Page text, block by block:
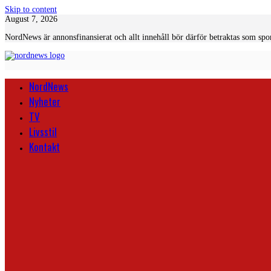
Skip to content
August 7, 2026
NordNews är annonsfinansierat och allt innehåll bör därför betraktas som
NordNews
Nyheter
TV
Livsstil
Kontakt